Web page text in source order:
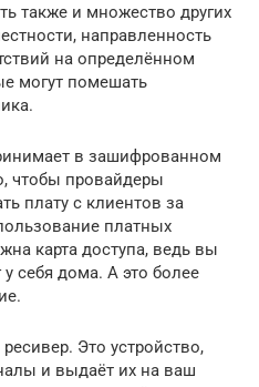
также и множество других
направленность
на определённом
могут помешать
в зашифрованном
чтобы провайдеры
плату с клиентов за
платных
карта доступа, ведь вы
у себя дома. А это более
Это устройство,
и выдаёт их на ваш